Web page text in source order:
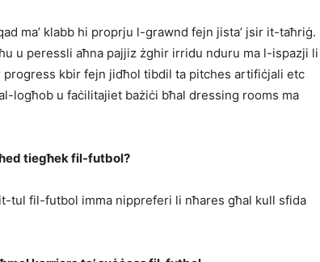
ma’ klabb hi proprju l-grawnd fejn jista’ jsir it-taħriġ.
u peressli aħna pajjiz żghir irridu nduru ma l-ispazji li
progress kbir fejn jidħol tibdil ta pitches artifiċjali etc
logħob u faċilitajiet bażiċi bħal dressing rooms ma
tiegħek fil-futbol?
tul fil-futbol imma nippreferi li nħares għal kull sfida